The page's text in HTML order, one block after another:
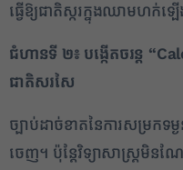
ធ្វើឱ្យជាតិស្ករក្នុងឈាមហក់
ជំហានទី ២៖ បង្កើតចរន្ត “
ជាតិសរសៃ
ច្បាប់ដាច់ខាតនៃការសម្រកទ
ចេញ។ ប៉ុន្តែវិទ្យាសាស្ត្រមិនណែ